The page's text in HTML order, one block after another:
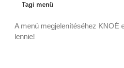
Tagi menü
A menü megjelenítéséhez KNOÉ
lennie!